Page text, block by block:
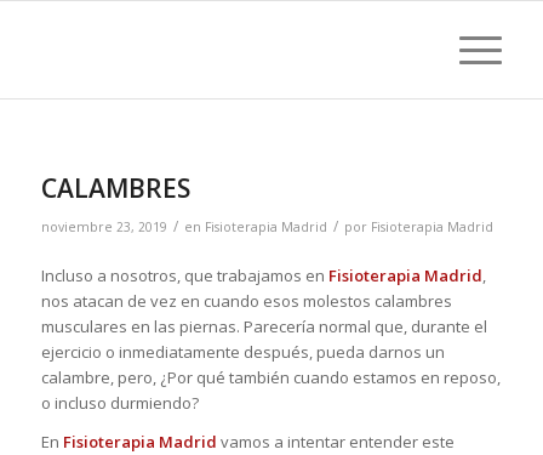
CALAMBRES
noviembre 23, 2019 / en Fisioterapia Madrid / por Fisioterapia Madrid
Incluso a nosotros, que trabajamos en Fisioterapia Madrid,
nos atacan de vez en cuando esos molestos calambres
musculares en las piernas. Parecería normal que, durante el
ejercicio o inmediatamente después, pueda darnos un
calambre, pero, ¿Por qué también cuando estamos en reposo,
o incluso durmiendo?
En Fisioterapia Madrid vamos a intentar entender este